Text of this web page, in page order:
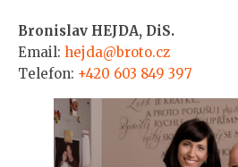
Bronislav HEJDA, DiS.
Email: hejda@broto.cz
Telefon: +420 603 849 397